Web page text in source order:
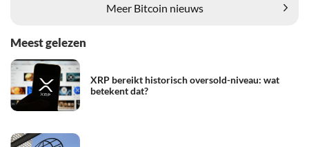
Meer Bitcoin nieuws
Meest gelezen
XRP bereikt historisch oversold-niveau: wat
betekent dat?